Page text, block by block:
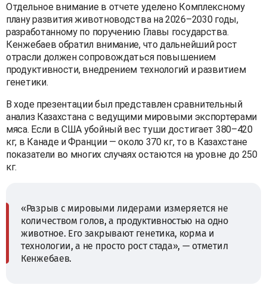
Отдельное внимание в отчете уделено Комплексному
плану развития животноводства на 2026–2030 годы,
разработанному по поручению Главы государства.
Кенжебаев обратил внимание, что дальнейший рост
отрасли должен сопровождаться повышением
продуктивности, внедрением технологий и развитием
генетики.
В ходе презентации был представлен сравнительный
анализ Казахстана с ведущими мировыми экспортерами
мяса. Если в США убойный вес туши достигает 380–420
кг, в Канаде и Франции — около 370 кг, то в Казахстане
показатели во многих случаях остаются на уровне до 250
кг.
«Разрыв с мировыми лидерами измеряется не
количеством голов, а продуктивностью на одно
животное. Его закрывают генетика, корма и
технологии, а не просто рост стада», — отметил
Кенжебаев.